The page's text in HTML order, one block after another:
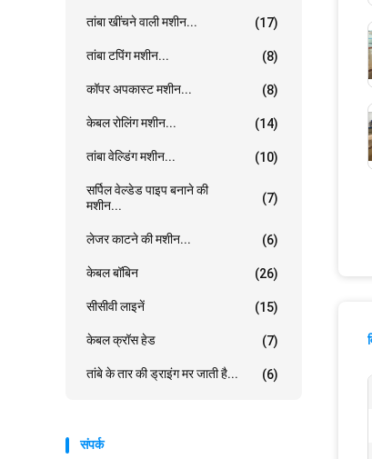
तांबा खींचने वाली मशीन... (17)
तांबा टपिंग मशीन... (8)
कॉपर अपकास्ट मशीन... (8)
केबल रोलिंग मशीन... (14)
तांबा वेल्डिंग मशीन... (10)
सर्पिल वेल्डेड पाइप बनाने की
मशीन...
(7)
लेजर काटने की मशीन... (6)
केबल बॉबिन (26)
सीसीवी लाइनें (15)
केबल क्रॉस हेड (7)
तांबे के तार की ड्राइंग मर जाती है... (6)
संपर्क